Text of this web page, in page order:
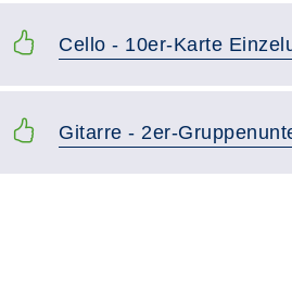
Cello - 10er-Karte
Gitarre - 2er-